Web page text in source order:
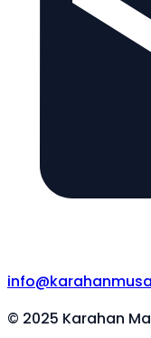
© 2025 Karahan